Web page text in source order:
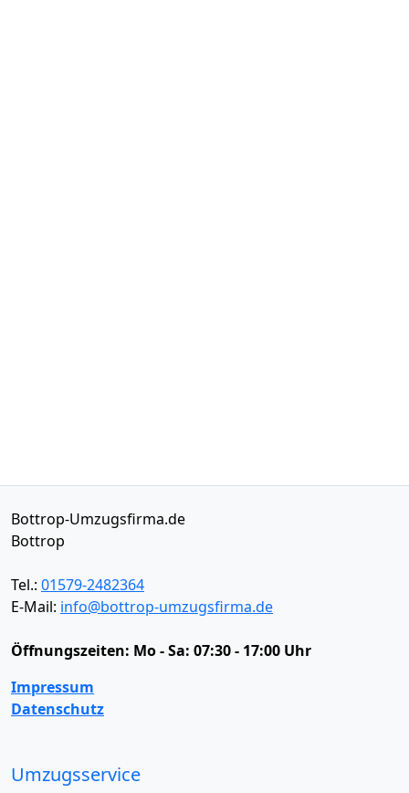
Bottrop-Umzugsfirma.de
Bottrop
Tel.: 01579-2482364
E-Mail: info@bottrop-umzugsfirma.de
Öffnungszeiten: Mo - Sa: 07:30 - 17:00 Uhr
Impressum
Datenschutz
Umzugsservice